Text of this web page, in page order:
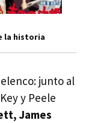
la historia
junto al
y Peele
James